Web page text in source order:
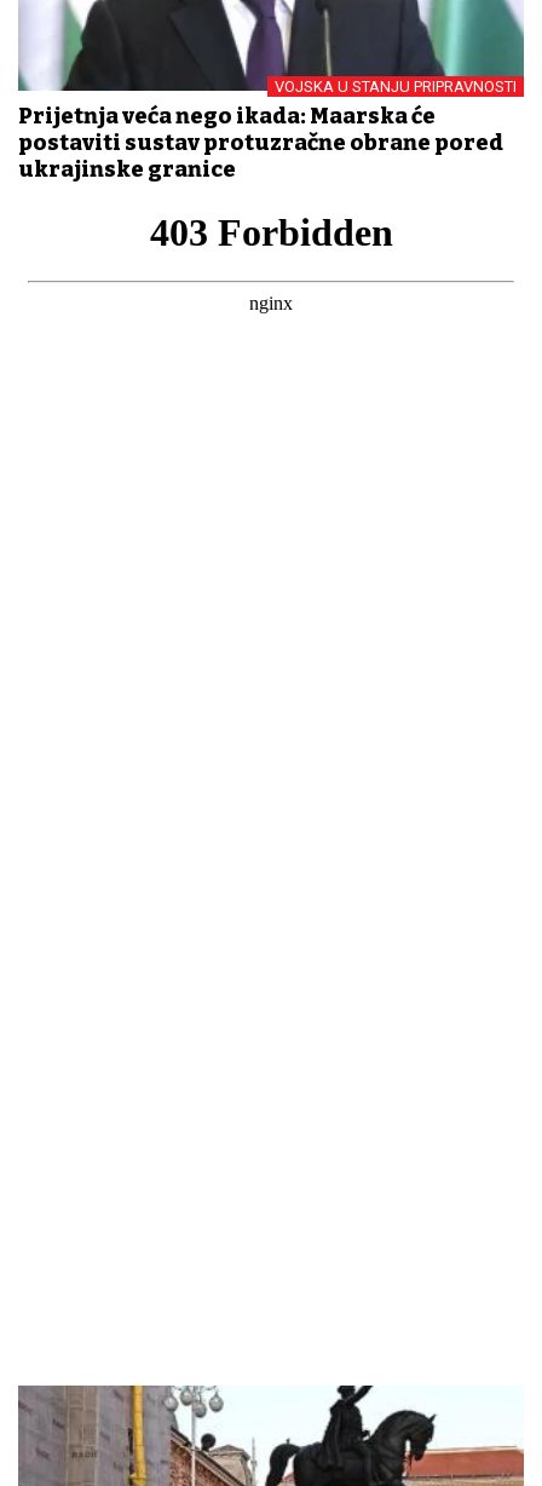
VOJSKA U STANJU PRIPRAVNOSTI
Prijetnja veća nego ikada: Mađarska će
postaviti sustav protuzračne obrane pored
ukrajinske granice